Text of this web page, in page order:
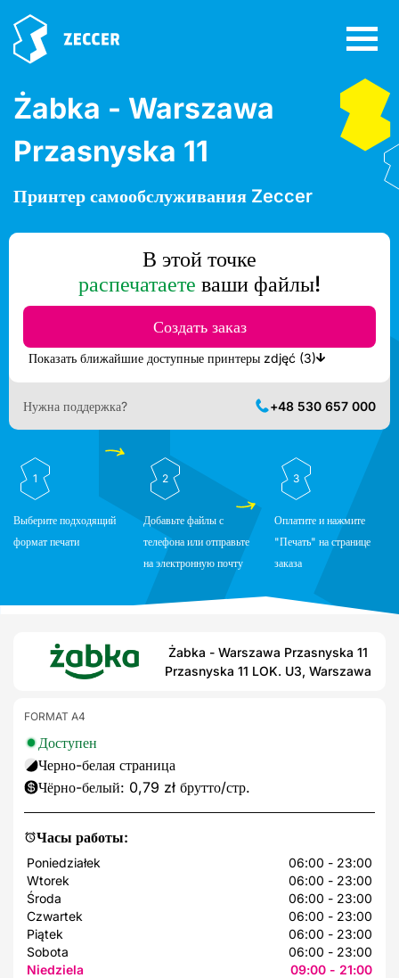
Żabka - Warszawa
Przasnyska 11
Принтер самообслуживания Zeccer
В этой точке
распечатаете ваши файлы!
Создать заказ
Показать ближайшие доступные принтеры zdjęć (3)
Нужна поддержка? +48 530 657 000
1
Выберите подходящий
формат печати
2
Добавьте файлы с
телефона или отправьте
на электронную почту
3
Оплатите и нажмите
"Печать" на странице
заказа
Żabka - Warszawa Przasnyska 11
Przasnyska 11 LOK. U3, Warszawa
Часы работы:
Poniedziałek
06:00 - 23:00
Wtorek
06:00 - 23:00
Środa
06:00 - 23:00
Czwartek
06:00 - 23:00
Piątek
06:00 - 23:00
Sobota
06:00 - 23:00
Niedziela
09:00 - 21:00
FORMAT A4
Доступен
Черно-белая страница
Чёрно-белый: 0,79 zł брутто/стр.